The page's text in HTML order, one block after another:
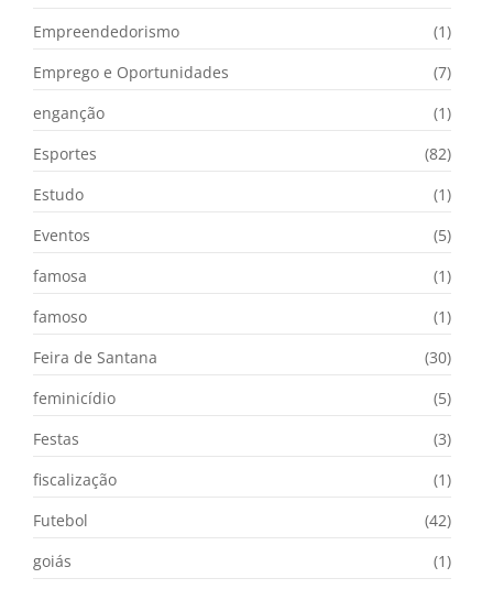
Empreendedorismo
(1)
Emprego e Oportunidades
(7)
enganção
(1)
Esportes
(82)
Estudo
(1)
Eventos
(5)
famosa
(1)
famoso
(1)
Feira de Santana
(30)
feminicídio
(5)
Festas
(3)
fiscalização
(1)
Futebol
(42)
goiás
(1)